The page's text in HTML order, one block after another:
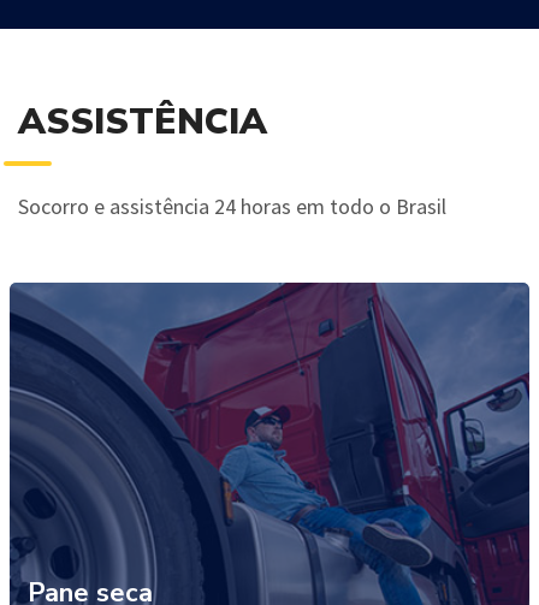
ASSISTÊNCIA
Socorro e assistência 24 horas em todo o Brasil
Pane seca